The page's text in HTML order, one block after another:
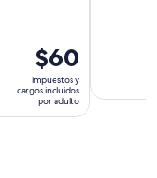
El
precio
es
de
$60
impuestos y
cargos incluidos
por adulto